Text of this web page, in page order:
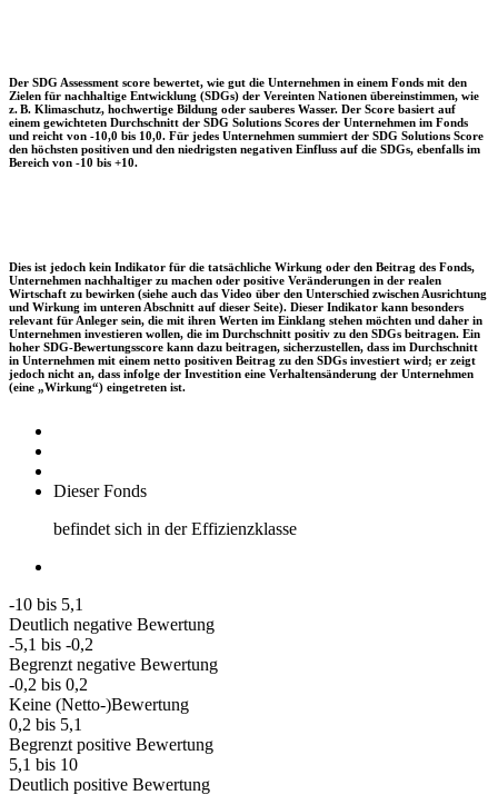
Der SDG Assessment score bewertet, wie gut die Unternehmen in einem Fonds mit den
Zielen für nachhaltige Entwicklung (SDGs) der Vereinten Nationen übereinstimmen, wie
z. B. Klimaschutz, hochwertige Bildung oder sauberes Wasser. Der Score basiert auf
einem gewichteten Durchschnitt der SDG Solutions Scores der Unternehmen im Fonds
und reicht von -10,0 bis 10,0. Für jedes Unternehmen summiert der SDG Solutions Score
den höchsten positiven und den niedrigsten negativen Einfluss auf die SDGs, ebenfalls im
Bereich von -10 bis +10.
Dies ist jedoch kein Indikator für die tatsächliche Wirkung oder den Beitrag des Fonds,
Unternehmen nachhaltiger zu machen oder positive Veränderungen in der realen
Wirtschaft zu bewirken (siehe auch das Video über den Unterschied zwischen Ausrichtung
und Wirkung im unteren Abschnitt auf dieser Seite). Dieser Indikator kann besonders
relevant für Anleger sein, die mit ihren Werten im Einklang stehen möchten und daher in
Unternehmen investieren wollen, die im Durchschnitt positiv zu den SDGs beitragen. Ein
hoher SDG-Bewertungsscore kann dazu beitragen, sicherzustellen, dass im Durchschnitt
in Unternehmen mit einem netto positiven Beitrag zu den SDGs investiert wird; er zeigt
jedoch nicht an, dass infolge der Investition eine Verhaltensänderung der Unternehmen
(eine „Wirkung“) eingetreten ist.
Dieser Fonds
befindet sich in der Effizienzklasse
-10 bis 5,1
Deutlich negative Bewertung
-5,1 bis -0,2
Begrenzt negative Bewertung
-0,2 bis 0,2
Keine (Netto-)Bewertung
0,2 bis 5,1
Begrenzt positive Bewertung
5,1 bis 10
Deutlich positive Bewertung